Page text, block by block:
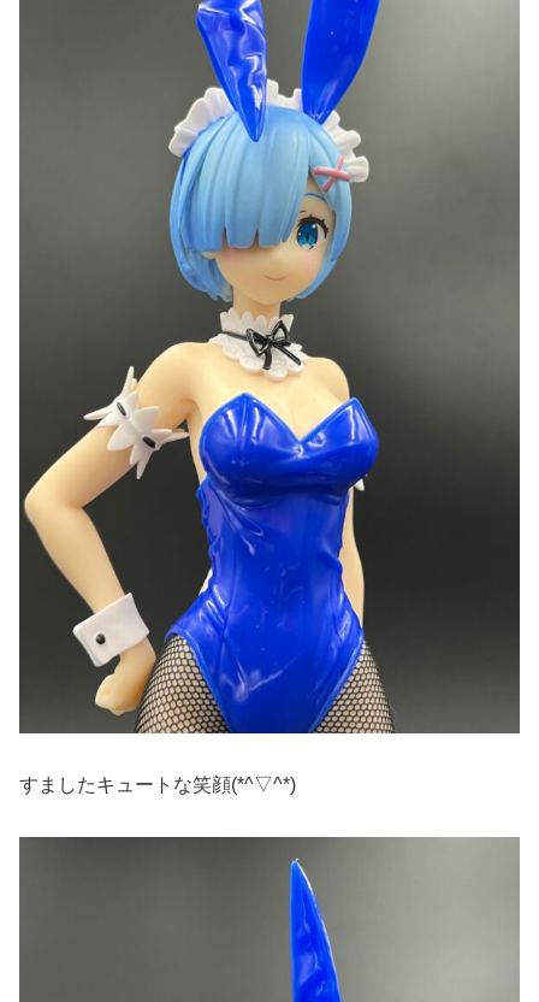
すましたキュートな笑顔(*^▽^*)